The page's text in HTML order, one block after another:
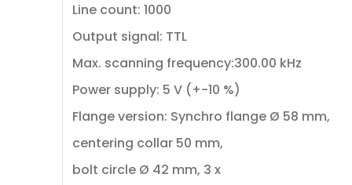
Line count: 1000
Output signal: TTL
Max. scanning frequency:300.00 kHz
Power supply: 5 V (+-10 %)
Flange version: Synchro flange Ø 58 mm,
centering collar 50 mm,
bolt circle Ø 42 mm, 3 x